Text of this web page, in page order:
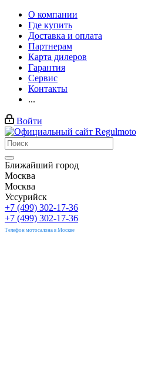
О компании
Где купить
Доставка и оплата
Партнерам
Карта дилеров
Гарантия
Сервис
Контакты
...
Войти
Ближайший город
Москва
Москва
Уссурийск
+7 (499) 302-17-36
+7 (499) 302-17-36
Телефон мотосалона в Москве